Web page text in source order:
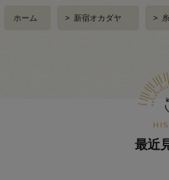
ホーム > 新宿オカダヤ >
最近